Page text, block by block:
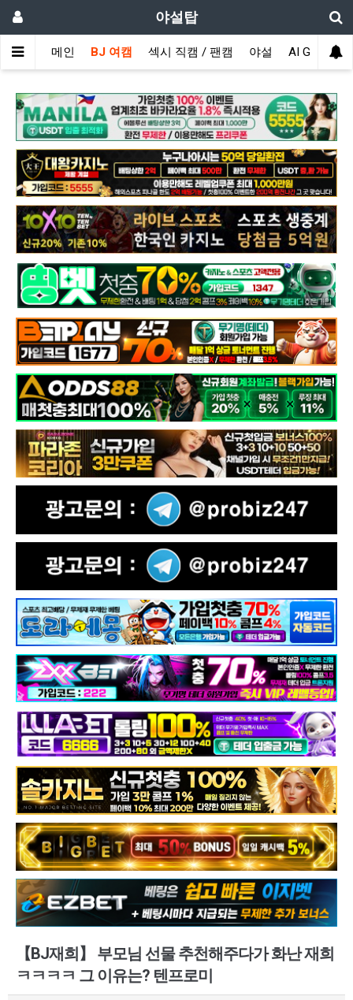
야설탑
메인 BJ 여캠 섹시 직캠 / 팬캠 야설 AI GIRL
【BJ재희】 부모님 선물 추천해주다가 화난 재희
ㅋㅋㅋㅋ 그 이유는? 텐프로미